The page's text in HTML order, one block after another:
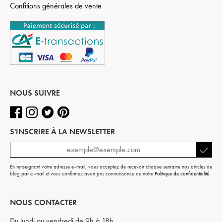
Confitions générales de vente
NOUS SUIVRE
S'INSCRIRE À LA NEWSLETTER
En renseignant votre adresse e-mail, vous acceptez de recevoir chaque semaine nos articles de
blog par e-mail et vous confirmez avoir pris connaissance de notre Politique de confidentialité.
NOUS CONTACTER